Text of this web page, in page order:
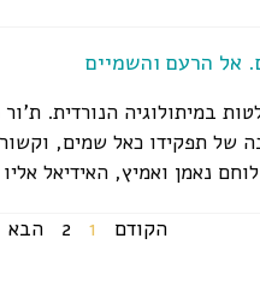
אל הרעם והשמיים
במיתולוגיה הנורדית.
של תפקידו כאל שמים,
נאמן ואמיץ, האידיאל
הקודם 1
2 הבא